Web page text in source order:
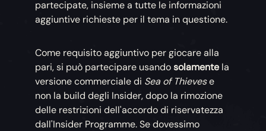
partecipate, insieme a tutte le informazioni
aggiuntive richieste per il tema in questione.
Come requisito aggiuntivo per giocare alla
pari, si può partecipare usandosolamente la
versione commerciale di Sea of Thievese
non la build degli Insider, dopo la rimozione
delle restrizioni dell'accordo di riservatezza
dall'Insider Programme. Se dovessimo